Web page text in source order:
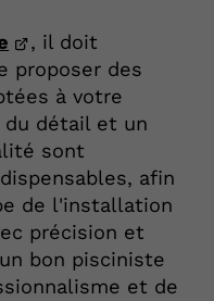
, il doit
proposer des
à votre
du détail et un
sont
afin
de l'installation
précision et
bon pisciniste
et de